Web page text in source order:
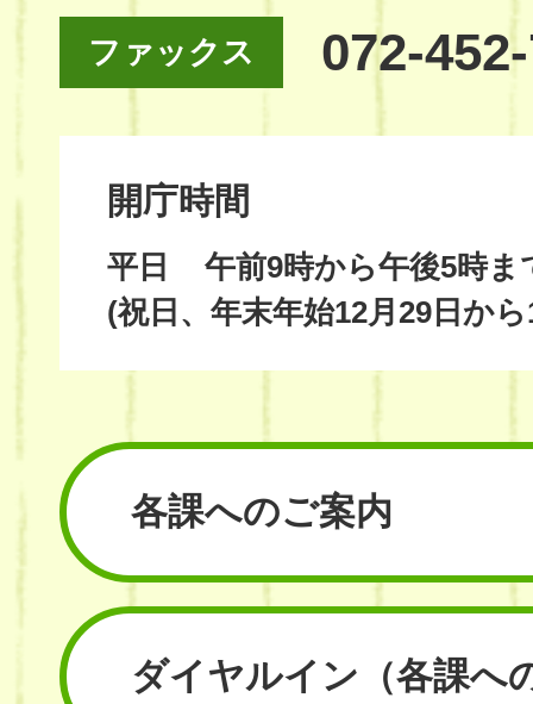
ファックス 072-
開庁時間
平日
午前9時から午後5時ま
(祝日、年末年始12月29日か
各課へのご案内
ダイヤルイン （各課へ